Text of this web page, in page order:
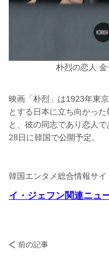
朴烈の恋人
映画「朴烈」は1923年東
とする日本に立ち向かっ
と、彼の同志であり恋人
28日に韓国で公開予定。
韓国エンタメ総合情報サイ
イ・ジェフン関連ニュ
前の記事